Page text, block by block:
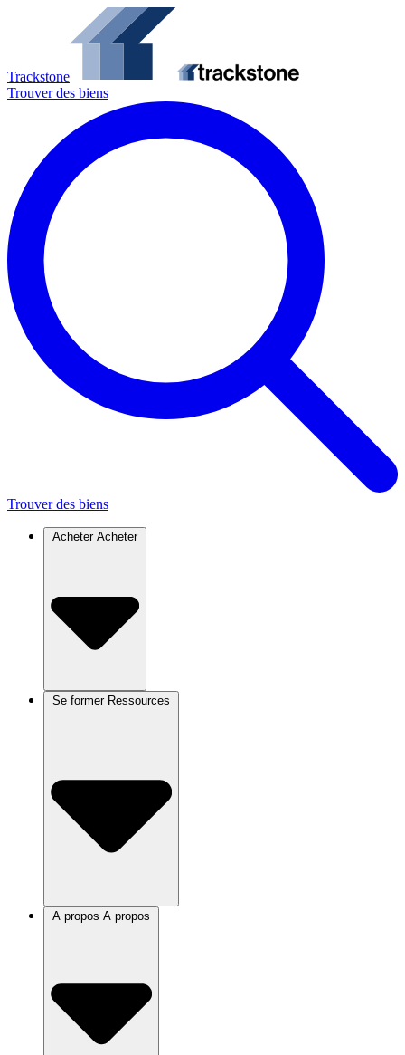
Trackstone
Trouver des biens
Trouver des biens
Acheter Acheter
Se former
A propos